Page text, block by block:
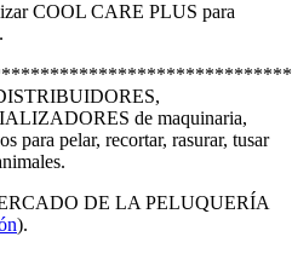
COOL CARE PLUS para
de maquinaria,
para pelar, recortar, rasurar, tusar
DE LA PELUQUERÍA
).